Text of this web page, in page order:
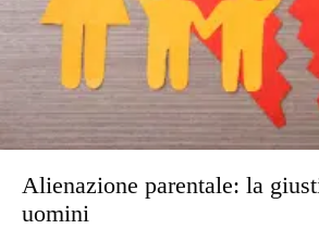
Alienazione parentale: la
uomini